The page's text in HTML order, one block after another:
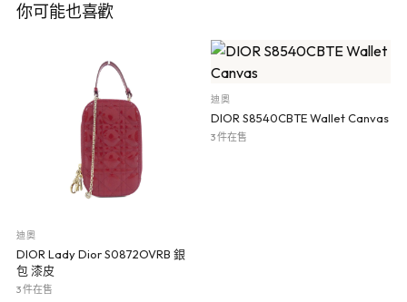
你可能也喜歡
迪奧
DIOR Lady Dior S0872OVRB 銀
包 漆皮
3 件在售
迪奧
DIOR S8540CBTE Wallet Canvas
3 件在售